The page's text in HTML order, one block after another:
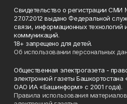
Свидетельство о регистрации
27.07.2012 выдано Федеральной
связи, информационных технологий
коммуникаций.
18+ запрещено для детей.
Об использовании персональных
Общественная электрогазета -
электронной газеты
ОАО ИА «Башинформ» с 2001 года).
Правила использования